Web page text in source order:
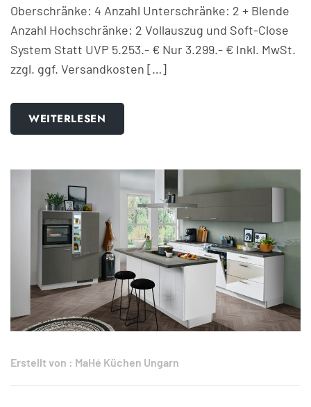
Oberschränke: 4 Anzahl Unterschränke: 2 + Blende
Anzahl Hochschränke: 2 Vollauszug und Soft-Close
System Statt UVP 5.253.- € Nur 3.299.- € Inkl. MwSt.
zzgl. ggf. Versandkosten […]
WEITERLESEN
Erstellt von : MaHé Küchen Ungarn